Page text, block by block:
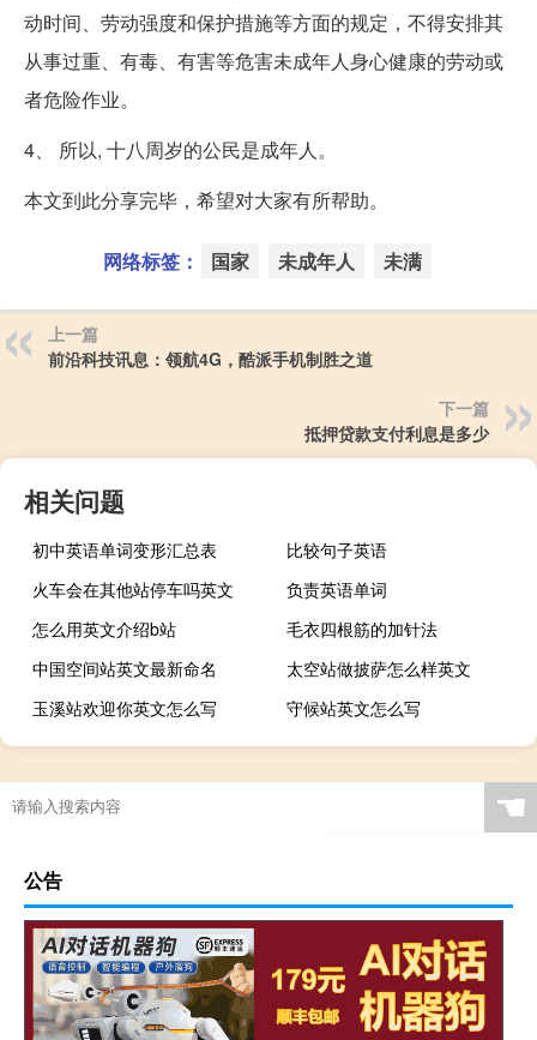
动时间、劳动强度和保护措施等方面的规定，不得安排其
从事过重、有毒、有害等危害未成年人身心健康的劳动或
者危险作业。
4、 所以, 十八周岁的公民是成年人。
本文到此分享完毕，希望对大家有所帮助。
网络标签： 国家 未成年人 未满
上一篇
前沿科技讯息：领航4G，酷派手机制胜之道
下一篇
抵押贷款支付利息是多少
相关问题
初中英语单词变形汇总表
比较句子英语
火车会在其他站停车吗英文
负责英语单词
怎么用英文介绍b站
毛衣四根筋的加针法
中国空间站英文最新命名
太空站做披萨怎么样英文
玉溪站欢迎你英文怎么写
守候站英文怎么写
☚
公告